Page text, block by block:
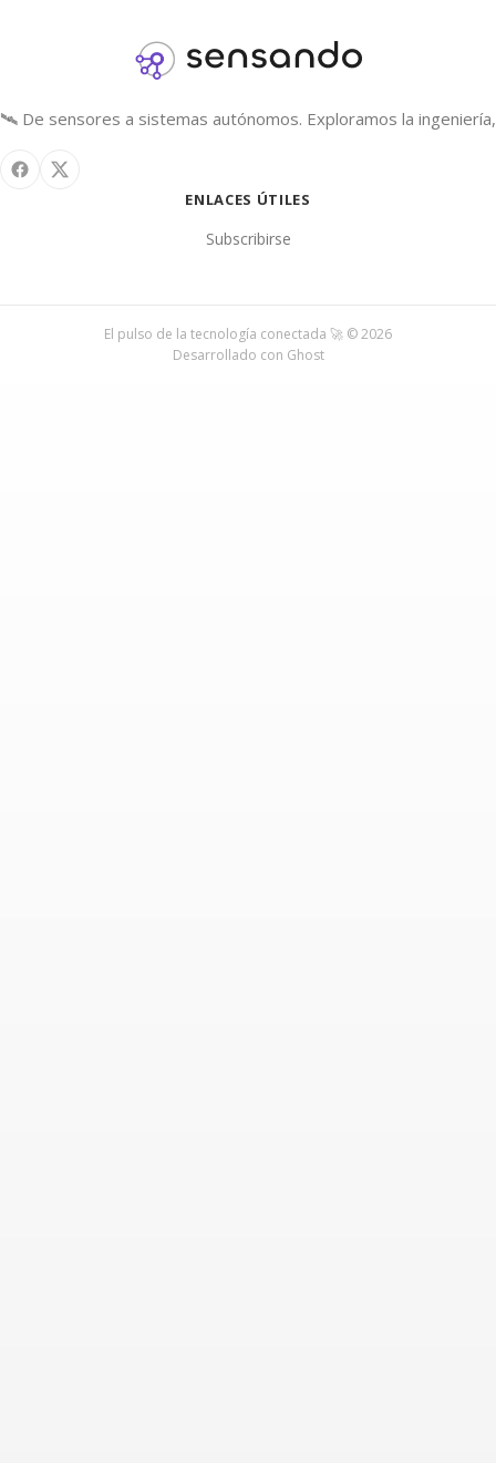
🛰️ De sensores a sistemas autónomos. Exploramos la
ENLACES ÚTILES
Subscribirse
El pulso de la tecnología conectada 🚀 © 2026
Desarrollado con Ghost